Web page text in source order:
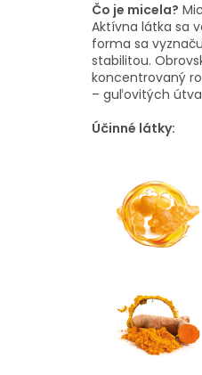
Čo je micela?
Aktívna látka sa
forma sa
stabilitou.
koncentrovaný
– guľovitých
Účinné látky: